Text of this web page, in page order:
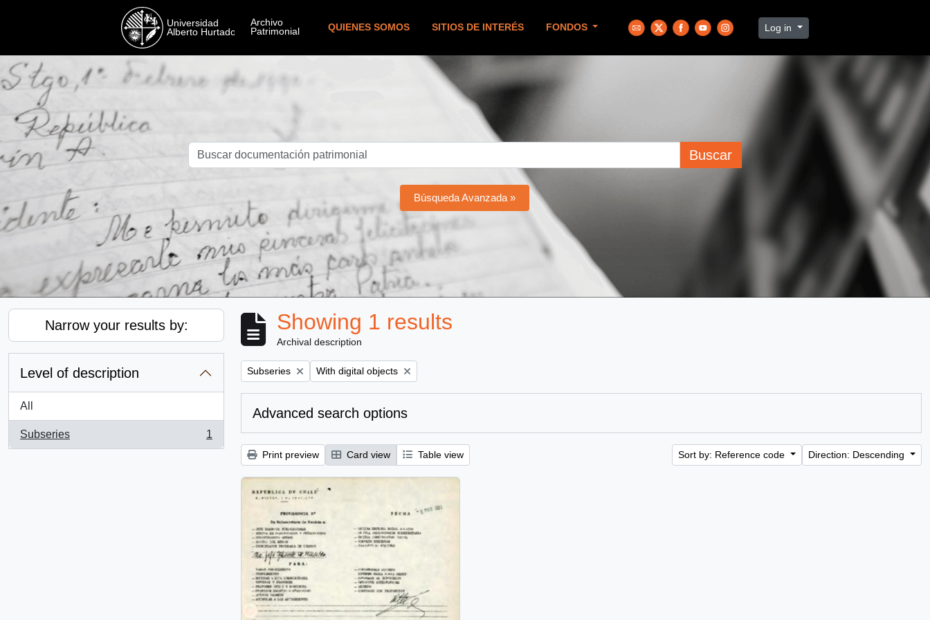
QUIENES SOMOS SITIOS DE INTERÉS FONDOS Log in
Buscar
Búsqueda Avanzada »
Narrow your results by:
Level of description
All
Subseries
, 1 results
1
Showing 1 results
Archival description
Remove filter:
Subseries Remove filter:
With digital objects
Advanced search options
Print preview Card view Table view Sort by: Reference code Direction: Descending